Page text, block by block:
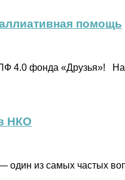
помощь
4.0 фонда «Друзья»!
НКО
из самых частых